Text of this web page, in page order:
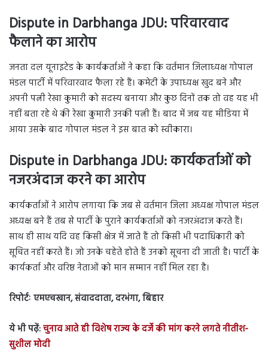
Dispute in Darbhanga JDU: परिवारवाद
फैलाने का आरोप
जनता दल यूनाइटेड के कार्यकर्ताओं ने कहा कि वर्तमान जिलाध्यक्ष गोपाल
मंडल पार्टी में परिवारवाद फैला रहे हैं। कमेटी के उपाध्यक्ष खुद बने और
अपनी पत्नी रेखा कुमारी को सदस्य बनाया और कुछ दिनों तक तो वह यह भी
नहीं बता रहे थे की रेखा कुमारी उनकी पत्नी हैं। बाद में जब यह मीडिया में
आया उसके बाद गोपाल मंडल ने इस बात को स्वीकारा।
Dispute in Darbhanga JDU: कार्यकर्ताओं को
नजरअंदाज करने का आरोप
कार्यकर्ताओं ने आरोप लगाया कि जब से वर्तमान जिला अध्यक्ष गोपाल मंडल
अध्यक्ष बने हैं तब से पार्टी के पुराने कार्यकर्ताओं को नजरअंदाज करते हैं।
साथ ही साथ यदि वह किसी क्षेत्र में जाते हैं तो किसी भी पदाधिकारी को
सूचित नहीं करते हैं। जो उनके चहेते होते हैं उनको सूचना दी जाती है। पार्टी के
कार्यकर्ता और वरिष्ठ नेताओं को मान सम्मान नहीं मिल रहा है।
रिपोर्टः एमएचखान, संवाददाता, दरभंगा, बिहार
ये भी पढ़ें:चुनाव आते ही विशेष राज्य के दर्जे की मांग करने लगते नीतीश-
सुशील मोदी